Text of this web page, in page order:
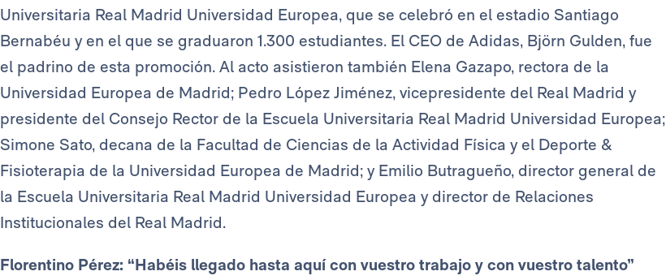
Universitaria Real Madrid Universidad Europea, que se celebró en el estadio Santiago
Bernabéu y en el que se graduaron 1.300 estudiantes. El CEO de Adidas, Björn Gulden, fue
el padrino de esta promoción. Al acto asistieron también Elena Gazapo, rectora de la
Universidad Europea de Madrid; Pedro López Jiménez, vicepresidente del Real Madrid y
presidente del Consejo Rector de la Escuela Universitaria Real Madrid Universidad Europea;
Simone Sato, decana de la Facultad de Ciencias de la Actividad Física y el Deporte &
Fisioterapia de la Universidad Europea de Madrid; y Emilio Butragueño, director general de
la Escuela Universitaria Real Madrid Universidad Europea y director de Relaciones
Institucionales del Real Madrid.
Florentino Pérez: “Habéis llegado hasta aquí con vuestro trabajo y con vuestro talento”